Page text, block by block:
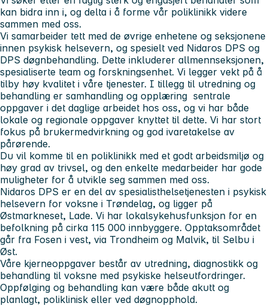
kan bidra inn i, og delta i å forme vår poliklinikk videre
sammen med oss.
Vi samarbeider tett med de øvrige enhetene og seksjonene
innen psykisk helsevern, og spesielt ved Nidaros DPS og
DPS døgnbehandling. Dette inkluderer allmennseksjonen,
spesialiserte team og forskningsenhet. Vi legger vekt på å
tilby høy kvalitet i våre tjenester. I tillegg til utredning og
behandling er samhandling og opplæring sentrale
oppgaver i det daglige arbeidet hos oss, og vi har både
lokale og regionale oppgaver knyttet til dette. Vi har stort
fokus på brukermedvirkning og god ivaretakelse av
pårørende.
Du vil komme til en poliklinikk med et godt arbeidsmiljø og
høy grad av trivsel, og den enkelte medarbeider har gode
muligheter for å utvikle seg sammen med oss.
Nidaros DPS er en del av spesialisthelsetjenesten i psykisk
helsevern for voksne i Trøndelag, og ligger på
Østmarkneset, Lade. Vi har lokalsykehusfunksjon for en
befolkning på cirka 115 000 innbyggere. Opptaksområdet
går fra Fosen i vest, via Trondheim og Malvik, til Selbu i
Øst.
Våre kjerneoppgaver består av utredning, diagnostikk og
behandling til voksne med psykiske helseutfordringer.
Oppfølging og behandling kan være både akutt og
planlagt, poliklinisk eller ved døgnopphold.